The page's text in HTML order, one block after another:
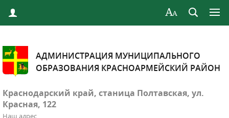
АДМИНИСТРАЦИЯ МУНИЦИПАЛЬНОГО
ОБРАЗОВАНИЯ КРАСНОАРМЕЙСКИЙ РАЙОН
Краснодарский край, станица Полтавская, ул.
Красная, 122
Наш адрес